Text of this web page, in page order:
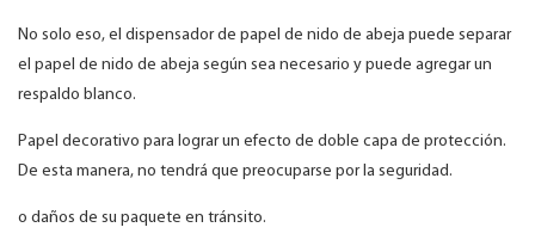
No solo eso, el dispensador de papel de nido de abeja puede separar
el papel de nido de abeja según sea necesario y puede agregar un
respaldo blanco.
Papel decorativo para lograr un efecto de doble capa de protección.
De esta manera, no tendrá que preocuparse por la seguridad.
o daños de su paquete en tránsito.